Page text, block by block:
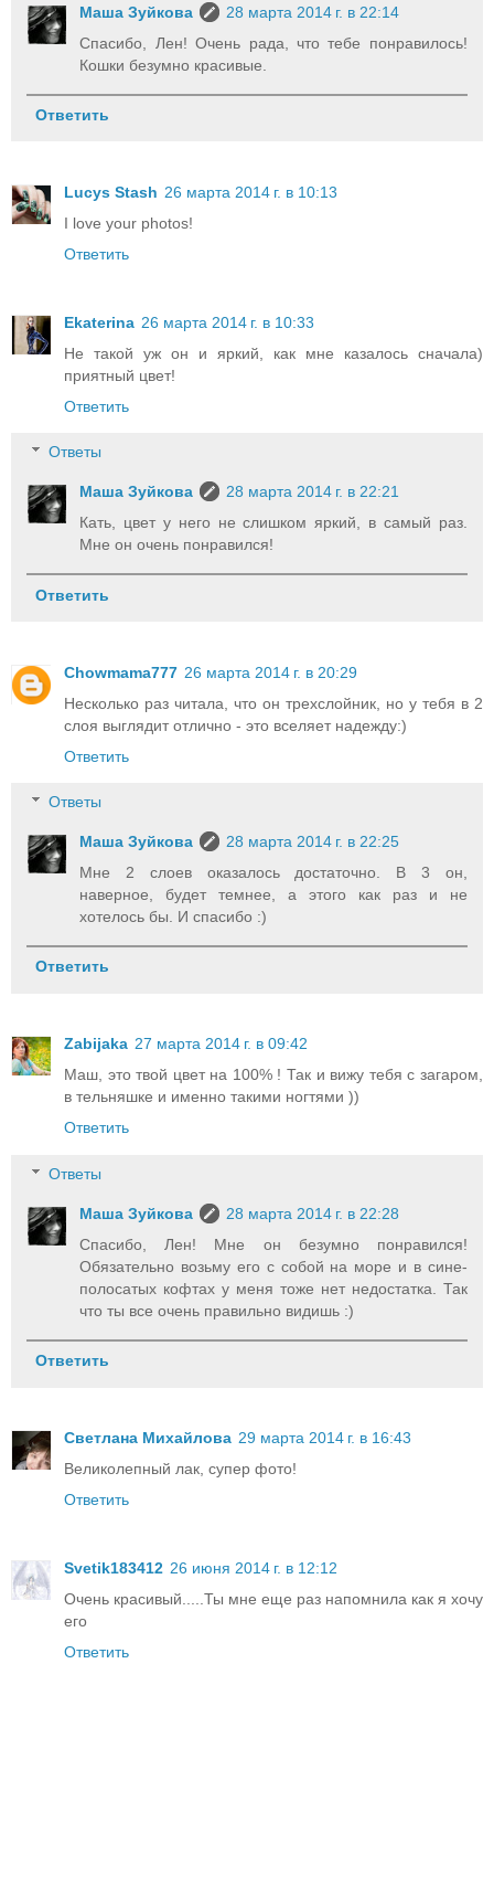
Маша Зуйкова
28 марта 2014 г. в 22:14
Спасибо, Лен! Очень рада, что тебе понравилось!
Кошки безумно красивые.
Ответить
Lucys Stash 26 марта 2014 г. в 10:13
I love your photos!
Ответить
Ekaterina 26 марта 2014 г. в 10:33
Не такой уж он и яркий, как мне казалось сначала)
приятный цвет!
Ответить
Ответы
Маша Зуйкова
28 марта 2014 г. в 22:21
Кать, цвет у него не слишком яркий, в самый раз.
Мне он очень понравился!
Ответить
Chowmama777 26 марта 2014 г. в 20:29
Несколько раз читала, что он трехслойник, но у тебя в 2
слоя выглядит отлично - это вселяет надежду:)
Ответить
Ответы
Маша Зуйкова
28 марта 2014 г. в 22:25
Мне 2 слоев оказалось достаточно. В 3 он,
наверное, будет темнее, а этого как раз и не
хотелось бы. И спасибо :)
Ответить
Zabijaka 27 марта 2014 г. в 09:42
Маш, это твой цвет на 100% ! Так и вижу тебя с загаром,
в тельняшке и именно такими ногтями ))
Ответить
Ответы
Маша Зуйкова
28 марта 2014 г. в 22:28
Спасибо, Лен! Мне он безумно понравился!
Обязательно возьму его с собой на море и в сине-
полосатых кофтах у меня тоже нет недостатка. Так
что ты все очень правильно видишь :)
Ответить
Светлана Михайлова 29 марта 2014 г. в 16:43
Великолепный лак, супер фото!
Ответить
Svetik183412 26 июня 2014 г. в 12:12
Очень красивый.....Ты мне еще раз напомнила как я хочу
его
Ответить